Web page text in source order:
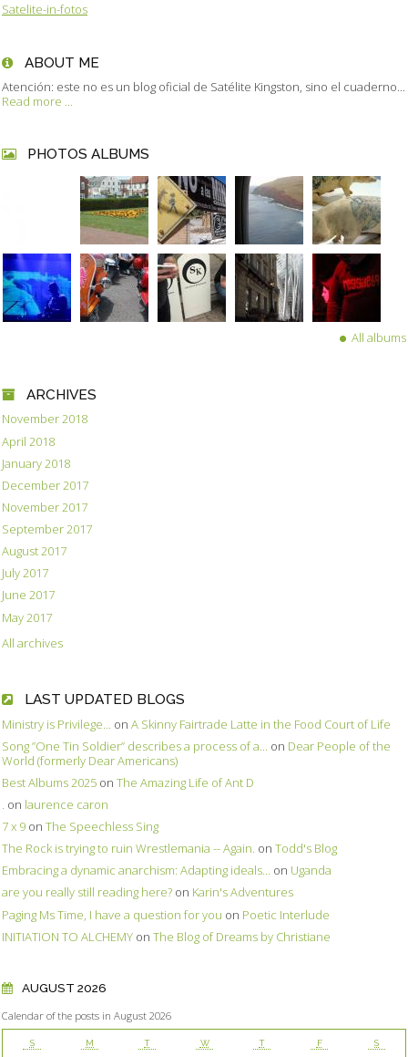
Satelite-in-fotos
ABOUT ME
Atención: este no es un blog oficial de Satélite Kingston, sino el cuaderno...
Read more ...
PHOTOS ALBUMS
All albums
ARCHIVES
November 2018
April 2018
January 2018
December 2017
November 2017
September 2017
August 2017
July 2017
June 2017
May 2017
All archives
LAST UPDATED BLOGS
Ministry is Privilege... on A Skinny Fairtrade Latte in the Food Court of Life
Song ”One Tin Soldier” describes a process of a... on Dear People of the
World (formerly Dear Americans)
Best Albums 2025 on The Amazing Life of Ant D
. on laurence caron
7 x 9 on The Speechless Sing
The Rock is trying to ruin Wrestlemania -- Again. on Todd's Blog
Embracing a dynamic anarchism: Adapting ideals... on Uganda
are you really still reading here? on Karin's Adventures
Paging Ms Time, I have a question for you on Poetic Interlude
INITIATION TO ALCHEMY on The Blog of Dreams by Christiane
AUGUST 2026
Calendar of the posts in August 2026
S M T W T F S